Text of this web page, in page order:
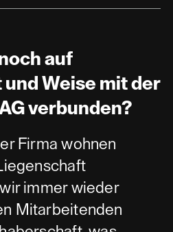
auf
Weise mit der
verbunden?
Firma wohnen
immer wieder
Mitarbeitenden